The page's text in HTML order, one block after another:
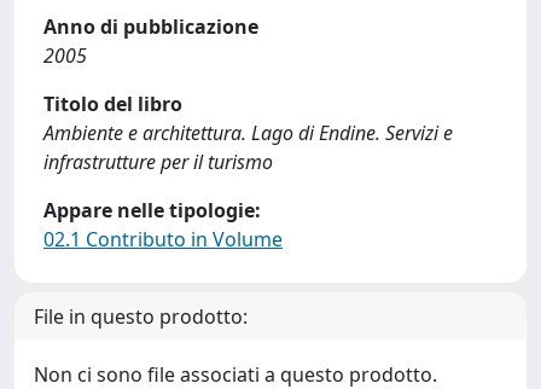
Anno di pubblicazione
2005
Titolo del libro
Ambiente e architettura. Lago di Endine. Servizi e
infrastrutture per il turismo
Appare nelle tipologie:
02.1 Contributo in Volume
File in questo prodotto:
Non ci sono file associati a questo prodotto.